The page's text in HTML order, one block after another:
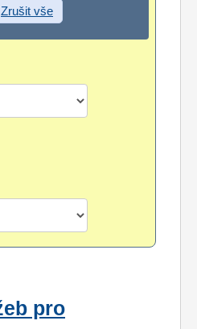
Zrušit vše
pro